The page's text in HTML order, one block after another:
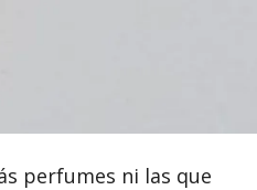
perfumes ni las que